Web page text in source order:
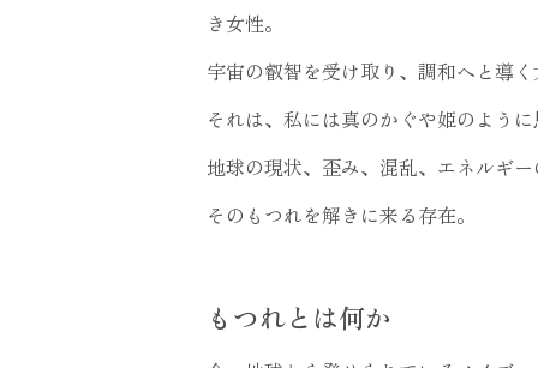
き女性。
宇宙の叡智を受け取り、調和へと導
それは、私には真のかぐや姫のよう
地球の現状、歪み、混乱、エネルギ
そのもつれを解きに来る存在。
もつれとは何か